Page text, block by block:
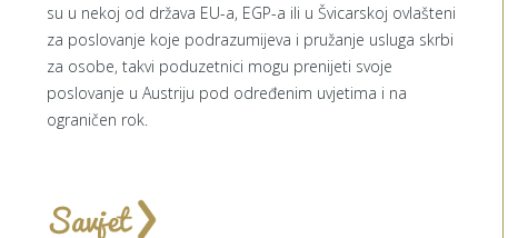
su u nekoj od država EU-a, EGP-a ili u Švicarskoj ovlašteni
za poslovanje koje podrazumijeva i pružanje usluga skrbi
za osobe, takvi poduzetnici mogu prenijeti svoje
poslovanje u Austriju pod određenim uvjetima i na
ograničen rok.